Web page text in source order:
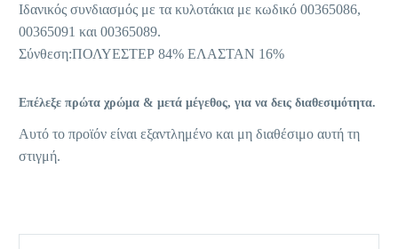
Ιδανικός συνδιασμός με τα κυλοτάκια με κωδικό 00365086,
00365091 και 00365089.
Σύνθεση:ΠΟΛΥΕΣΤΕΡ 84% ΕΛΑΣΤΑΝ 16%
Επέλεξε πρώτα χρώμα & μετά μέγεθος, για να δεις διαθεσιμότητα.
Αυτό το προϊόν είναι εξαντλημένο και μη διαθέσιμο αυτή τη
στιγμή.